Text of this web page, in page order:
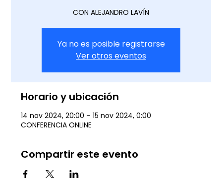
CON ALEJANDRO LAVÍN
Ya no es posible registrarse
Ver otros eventos
Horario y ubicación
14 nov 2024, 20:00 – 15 nov 2024, 0:00
CONFERENCIA ONLINE
Compartir este evento